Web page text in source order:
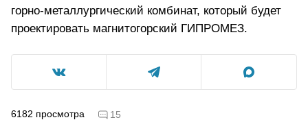
горно-металлургический комбинат, который будет
проектировать магнитогорский ГИПРОМЕЗ.
6182 просмотра 15